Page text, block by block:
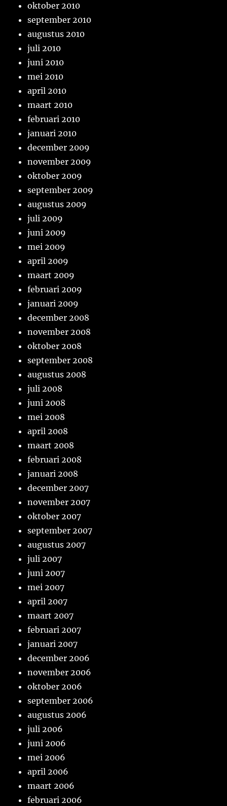
oktober 2010
september 2010
augustus 2010
juli 2010
juni 2010
mei 2010
april 2010
maart 2010
februari 2010
januari 2010
december 2009
november 2009
oktober 2009
september 2009
augustus 2009
juli 2009
juni 2009
mei 2009
april 2009
maart 2009
februari 2009
januari 2009
december 2008
november 2008
oktober 2008
september 2008
augustus 2008
juli 2008
juni 2008
mei 2008
april 2008
maart 2008
februari 2008
januari 2008
december 2007
november 2007
oktober 2007
september 2007
augustus 2007
juli 2007
juni 2007
mei 2007
april 2007
maart 2007
februari 2007
januari 2007
december 2006
november 2006
oktober 2006
september 2006
augustus 2006
juli 2006
juni 2006
mei 2006
april 2006
maart 2006
februari 2006